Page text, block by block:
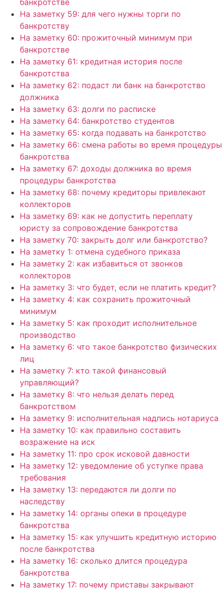
На заметку 59: для чего нужны торги по
банкротству
На заметку 60: прожиточный минимум при
банкротстве
На заметку 61: кредитная история после
банкротства
На заметку 62: подаст ли банк на банкротство
должника
На заметку 63: долги по расписке
На заметку 64: банкротство студентов
На заметку 65: когда подавать на банкротство
На заметку 66: смена работы во время процедуры
банкротства
На заметку 67: доходы должника во время
процедуры банкротства
На заметку 68: почему кредиторы привлекают
коллекторов
На заметку 69: как не допустить переплату
юристу за сопровождение банкротства
На заметку 70: закрыть долг или банкротство?
На заметку 1: отмена судебного приказа
На заметку 2: как избавиться от звонков
коллекторов
На заметку 3: что будет, если не платить кредит?
На заметку 4: как сохранить прожиточный
минимум
На заметку 5: как проходит исполнительное
производство
На заметку 6: что такое банкротство физических
лиц
На заметку 7: кто такой финансовый
управляющий?
На заметку 8: что нельзя делать перед
банкротством
На заметку 9: исполнительная надпись нотариуса
На заметку 10: как правильно составить
возражение на иск
На заметку 11: про срок исковой давности
На заметку 12: уведомление об уступке права
требования
На заметку 13: передаются ли долги по
наследству
На заметку 14: органы опеки в процедуре
банкротства
На заметку 15: как улучшить кредитную историю
после банкротства
На заметку 16: сколько длится процедура
банкротства
На заметку 17: почему приставы закрывают